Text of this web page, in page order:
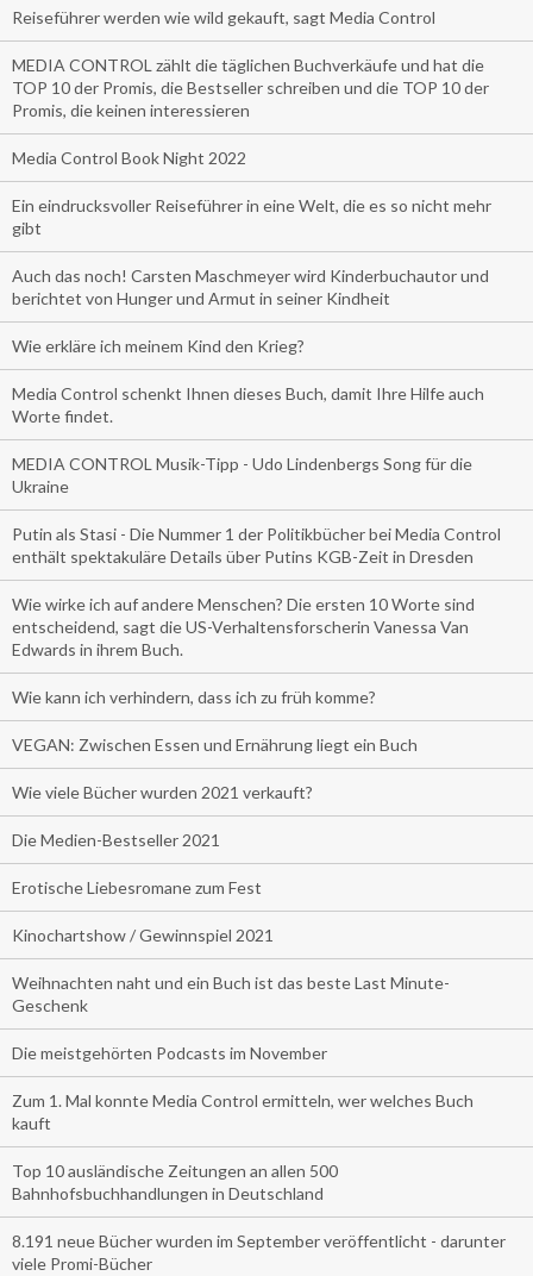
Reiseführer werden wie wild gekauft, sagt Media Control
MEDIA CONTROL zählt die täglichen Buchverkäufe und hat die
TOP 10 der Promis, die Bestseller schreiben und die TOP 10 der
Promis, die keinen interessieren
Media Control Book Night 2022
Ein eindrucksvoller Reiseführer in eine Welt, die es so nicht mehr
gibt
Auch das noch! Carsten Maschmeyer wird Kinderbuchautor und
berichtet von Hunger und Armut in seiner Kindheit
Wie erkläre ich meinem Kind den Krieg?
Media Control schenkt Ihnen dieses Buch, damit Ihre Hilfe auch
Worte findet.
MEDIA CONTROL Musik-Tipp - Udo Lindenbergs Song für die
Ukraine
Putin als Stasi - Die Nummer 1 der Politikbücher bei Media Control
enthält spektakuläre Details über Putins KGB-Zeit in Dresden
Wie wirke ich auf andere Menschen? Die ersten 10 Worte sind
entscheidend, sagt die US-Verhaltensforscherin Vanessa Van
Edwards in ihrem Buch.
Wie kann ich verhindern, dass ich zu früh komme?
VEGAN: Zwischen Essen und Ernährung liegt ein Buch
Wie viele Bücher wurden 2021 verkauft?
Die Medien-Bestseller 2021
Erotische Liebesromane zum Fest
Kinochartshow / Gewinnspiel 2021
Weihnachten naht und ein Buch ist das beste Last Minute-
Geschenk
Die meistgehörten Podcasts im November
Zum 1. Mal konnte Media Control ermitteln, wer welches Buch
kauft
Top 10 ausländische Zeitungen an allen 500
Bahnhofsbuchhandlungen in Deutschland
8.191 neue Bücher wurden im September veröffentlicht - darunter
viele Promi-Bücher